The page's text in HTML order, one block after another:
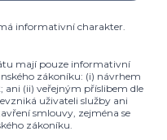
informativní charakter.
mají pouze informativní
zákoníku: (i) návrhem
ani (ii) veřejným příslibem dle
uživateli služby ani
smlouvy, zejména se
zákoníku.